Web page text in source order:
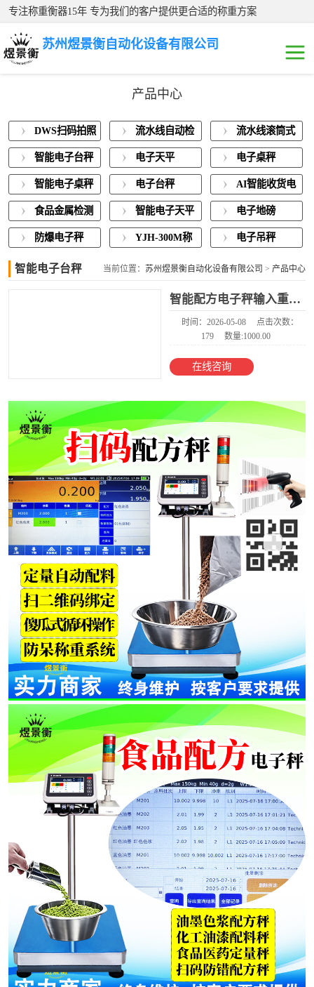
专注称重衡器15年 专为我们的客户提供更合适的称重方案
苏州煜景衡自动化设备有限公司
产品中心
DWS扫码拍照
称重一体机
流水线自动检
重秤
流水线滚筒式
电子秤
智能电子台秤 电子天平 电子桌秤
智能电子桌秤 电子台秤
AI智能收货电
子秤
食品金属检测
称重一体机
智能电子天平 电子地磅
防爆电子秤
YJH-300M称
电子吊秤
智能电子台秤 当前位置： 苏州煜景衡自动化设备有限公司 > 产品中心
智能配方电子秤输入重量自动算出比例
时间：2026-05-08
点击次数：
179
数量:1000.00
在线咨询
重一体机
流水线自动检重
秤
流水线滚筒式电
子秤
智能电子台秤
电子天平
电子桌秤
秤
食品金属检测称
重一体机
智能电子天平
电子地磅
防爆电子秤
YJH-300M称重
模块
电子吊秤